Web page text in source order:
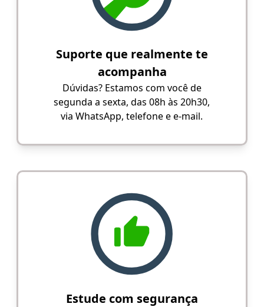
Suporte que realmente te
acompanha
Dúvidas? Estamos com você de
segunda a sexta, das 08h às 20h30,
via WhatsApp, telefone e e-mail.
Estude com segurança